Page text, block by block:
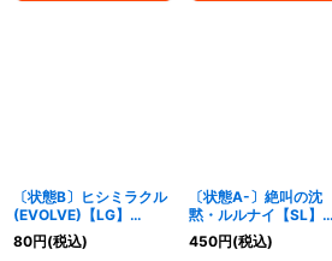
〔状態B〕ヒシミラクル
(EVOLVE)【LG】
{ECP01-038}《ナイト
メア》
80円(税込)
〔状態A-〕絶叫の沈
黙・ルルナイ【SL】
{BP15-SL22}《ナイト
メア》
450円(税込)